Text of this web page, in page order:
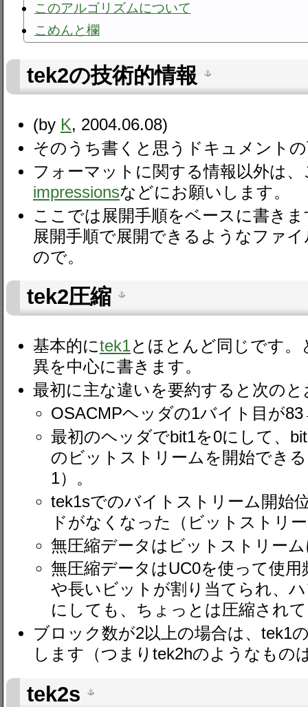
このアルゴリズムについて
こめんと欄
tek2の技術的情報
(by K, 2004.06.08)
そのうち書くと思うドキュメント
フォーマットに関する情報以外は
impressionsなどにお願いします。
ここでは展開手順をベースに書き
展開手順で展開できるようなファ
ので。
tek2圧縮
基本的にtek1とほとんど同じです
異を中心に書きます。
最初に主な違いを要約すると次の
OSACMPヘッダの1バイト目が
最初のヘッダでbit1を0にして、
のビットストリームを開始でき
1）。
tek1sでのバイトストリーム開始
ドがなくなった（ビットストリ
無圧縮データはビットストリー
無圧縮データはUC0を使って使
や長いビットが割り当てられ、
にしても、ちょっとは圧縮され
ブロック数が2以上の場合は、tek1
します（つまりtek2hのようなもの
tek2s